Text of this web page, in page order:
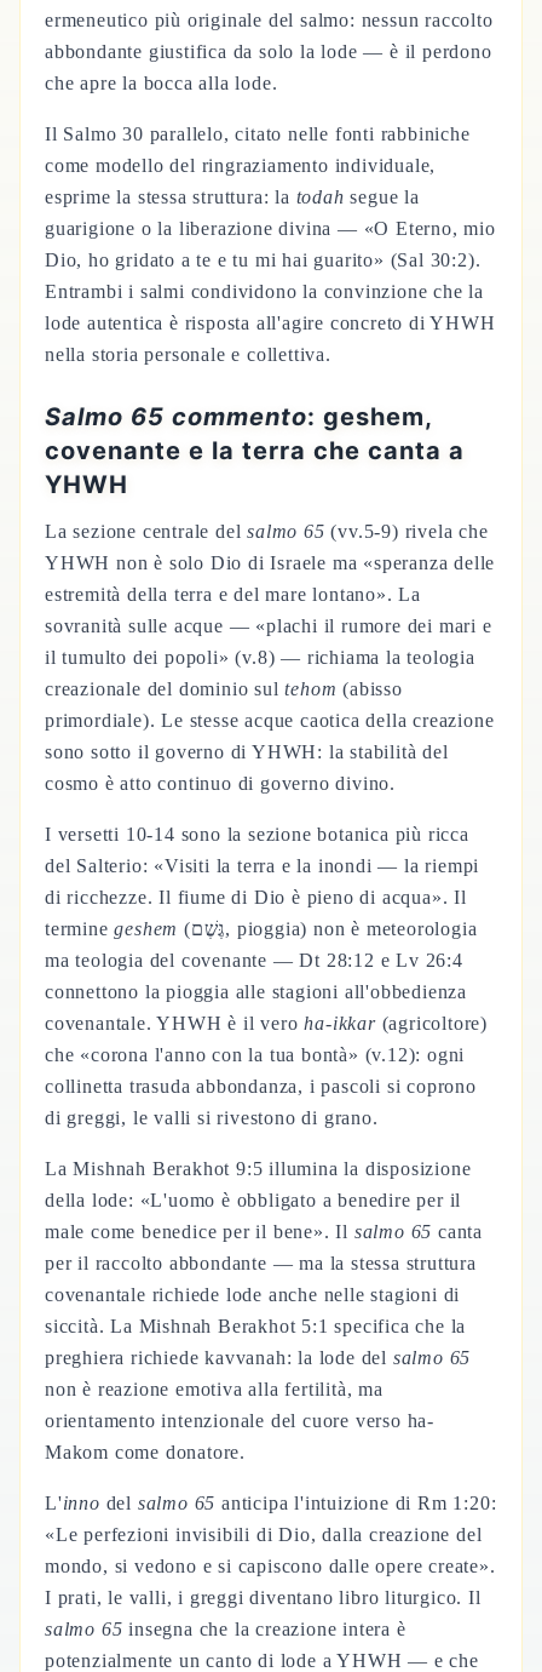
ermeneutico più originale del salmo: nessun raccolto
abbondante giustifica da solo la lode — è il perdono
che apre la bocca alla lode.
Il Salmo 30 parallelo, citato nelle fonti rabbiniche
come modello del ringraziamento individuale,
esprime la stessa struttura: la todah segue la
guarigione o la liberazione divina — «O Eterno, mio
Dio, ho gridato a te e tu mi hai guarito» (Sal 30:2).
Entrambi i salmi condividono la convinzione che la
lode autentica è risposta all'agire concreto di YHWH
nella storia personale e collettiva.
Salmo 65 commento: geshem,
covenante e la terra che canta a
YHWH
La sezione centrale delsalmo 65 (vv.5-9) rivela che
YHWH non è solo Dio di Israele ma «speranza delle
estremità della terra e del mare lontano». La
sovranità sulle acque — «plachi il rumore dei mari e
il tumulto dei popoli» (v.8) — richiama la teologia
creazionale del dominio sultehom (abisso
primordiale). Le stesse acque caotica della creazione
sono sotto il governo di YHWH: la stabilità del
cosmo è atto continuo di governo divino.
I versetti 10-14 sono la sezione botanica più ricca
del Salterio: «Visiti la terra e la inondi — la riempi
di ricchezze. Il fiume di Dio è pieno di acqua». Il
terminegeshem (גֶּשֶׁם, pioggia) non è meteorologia
ma teologia del covenante — Dt 28:12 e Lv 26:4
connettono la pioggia alle stagioni all'obbedienza
covenantale. YHWH è il veroha-ikkar(agricoltore)
che «corona l'anno con la tua bontà» (v.12): ogni
collinetta trasuda abbondanza, i pascoli si coprono
di greggi, le valli si rivestono di grano.
La Mishnah Berakhot 9:5 illumina la disposizione
della lode: «L'uomo è obbligato a benedire per il
male come benedice per il bene». Il salmo 65 canta
per il raccolto abbondante — ma la stessa struttura
covenantale richiede lode anche nelle stagioni di
siccità. La Mishnah Berakhot 5:1 specifica che la
preghiera richiede kavvanah: la lode del salmo 65
non è reazione emotiva alla fertilità, ma
orientamento intenzionale del cuore verso ha-
Makom come donatore.
L'inno del salmo 65 anticipa l'intuizione di Rm 1:20:
«Le perfezioni invisibili di Dio, dalla creazione del
mondo, si vedono e si capiscono dalle opere create».
I prati, le valli, i greggi diventano libro liturgico. Il
salmo 65 insegna che la creazione intera è
potenzialmente un canto di lode a YHWH — e che